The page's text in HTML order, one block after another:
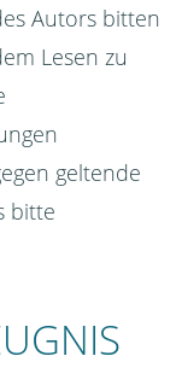
Autors bitten
Lesen zu
geltende
bitte